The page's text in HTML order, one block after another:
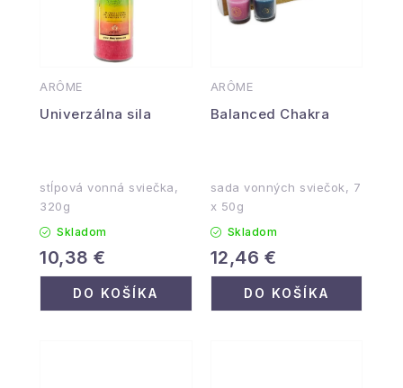
ARÔME
Univerzálna sila
stĺpová vonná sviečka,
320g
Skladom
10,38 €
DO KOŠÍKA
ARÔME
Balanced Chakra
sada vonných sviečok, 7
x 50g
Skladom
12,46 €
DO KOŠÍKA